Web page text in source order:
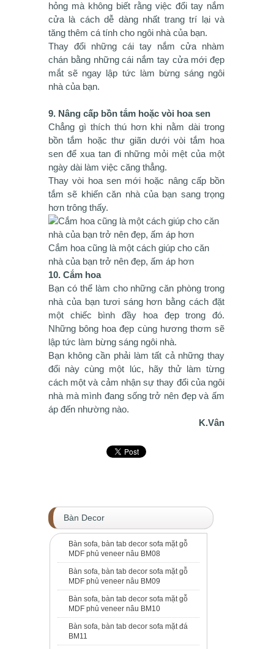
hỏng mà không biết rằng việc đổi tay nắm
cửa là cách dễ dàng nhất trang trí lại và
tăng thêm cá tính cho ngôi nhà của bạn.
Thay đổi những cái tay nắm cửa nhàm
chán bằng những cái nắm tay cửa mới đẹp
mắt sẽ ngay lập tức làm bừng sáng ngôi
nhà của bạn.
9. Nâng cấp bồn tắm hoặc vòi hoa sen
Chẳng gì thích thú hơn khi nằm dài trong
bồn tắm hoặc thư giãn dưới vòi tắm hoa
sen để xua tan đi những mỏi mệt của một
ngày dài làm việc căng thẳng.
Thay vòi hoa sen mới hoặc nâng cấp bồn
tắm sẽ khiến căn nhà của bạn sang trọng
hơn trông thấy.
Cắm hoa cũng là một cách giúp cho căn
nhà của bạn trở nên đẹp, ấm áp hơn
10. Cắm hoa
Bạn có thể làm cho những căn phòng trong
nhà của bạn tươi sáng hơn bằng cách đặt
một chiếc bình đầy hoa đẹp trong đó.
Những bông hoa đẹp cùng hương thơm sẽ
lập tức làm bừng sáng ngôi nhà.
Bạn không cần phải làm tất cả những thay
đổi này cùng một lúc, hãy thử làm từng
cách một và cảm nhận sự thay đổi của ngôi
nhà mà mình đang sống trở nên đẹp và ấm
áp đến nhường nào.
K.Vân
Bàn Decor
Bàn sofa, bàn tab decor sofa mặt gỗ
MDF phủ veneer nâu BM08
Bàn sofa, bàn tab decor sofa mặt gỗ
MDF phủ veneer nâu BM09
Bàn sofa, bàn tab decor sofa mặt gỗ
MDF phủ veneer nâu BM10
Bàn sofa, bàn tab decor sofa mặt đá
BM11